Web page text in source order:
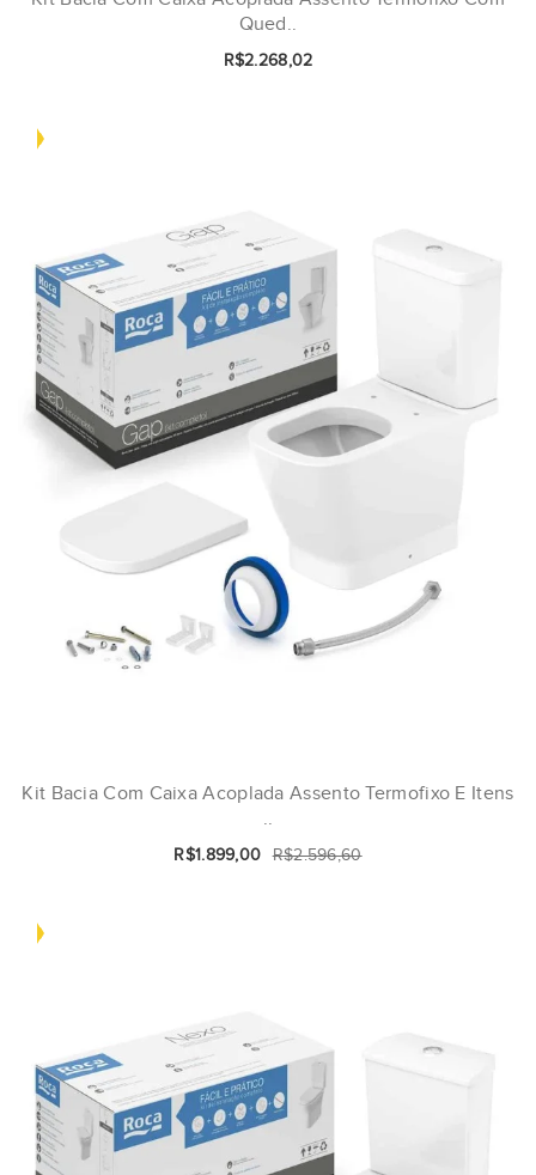
Qued..
R$2.268,02
Kit Bacia Com Caixa Acoplada Assento Termofixo E Itens
..
R$1.899,00 R$2.596,60